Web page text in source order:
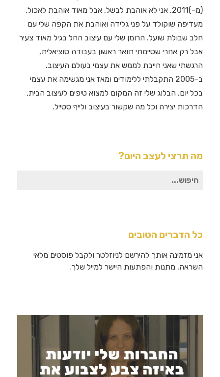
(מ-)2011. אני לא אוהבת לבשל, אבל מאוד אוהבת לאכול,
מעדיפה שוקולד על פני גלידה ואוהבת את הקפה שלי עם
חלב שבולת שועל. הרומן שלי עם עיצוב החל בגיל מאוד צעיר
אבל רק אחרי שסיימתי תואר ראשון בעבודה סוציאלית,
הרגשתי שאני חייבת לממש את עצמי בעולם העיצוב.
ב-2005 התקבלתי ללימודים ומאז אני מגשימה את עצמי
בכל יום. הבלוג שלי זה המקום למצוא טיפים לעיצוב הבית,
הדרכות יצירה וכל מה שקשור בעיצוב ולייף סטייל.
מה תרצי לעצב היום?
חיפוש
כל הדברים הטובים
אני מזמינה אותך להירשם לניוזלטר ולקבל פוסטים מלאי
השראה, מתנות והפתעות היישר למייל שלך.